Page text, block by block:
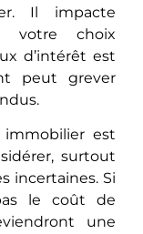
Il impacte
votre choix
d’intérêt est
peut grever
immobilier еst
surtout
incertaines. Si
le coût de
une